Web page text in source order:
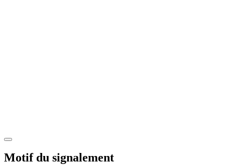
Motif du signalement